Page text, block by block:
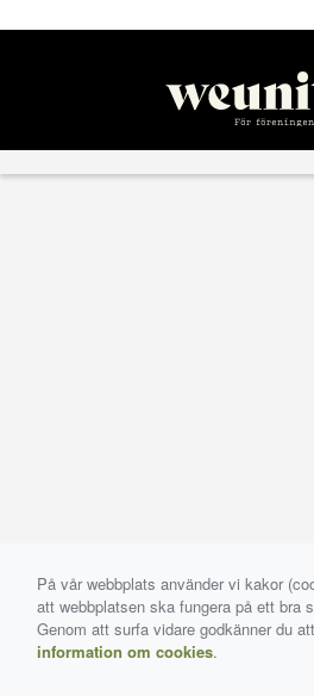
På vår webbplats använder vi kakor
att webbplatsen ska fungera på ett bra
Genom att surfa vidare godkänner du
information om cookies.